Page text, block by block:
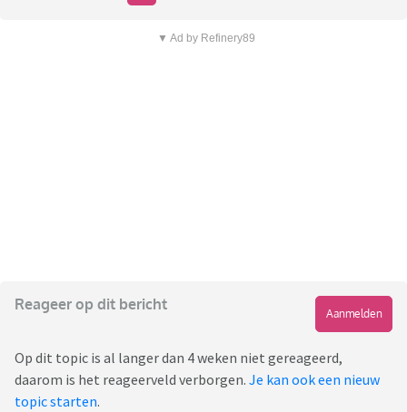
▼ Ad by Refinery89
Reageer op dit bericht
Aanmelden
Op dit topic is al langer dan 4 weken niet gereageerd,
daarom is het reageerveld verborgen. Je kan ook een nieuw
topic starten.